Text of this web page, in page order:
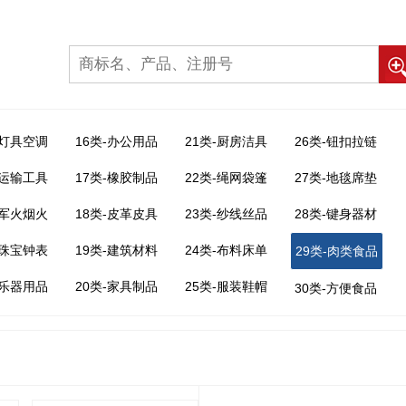
具空调
输工具
火烟火
宝钟表
器用品
16类-办公用品
17类-橡胶制品
18类-皮革皮具
19类-建筑材料
20类-家具制品
21类-厨房洁具
22类-绳网袋篷
23类-纱线丝品
24类-布料床单
25类-服装鞋帽
26类-钮扣拉链
27类-地毯席垫
28类-键身器材
29类-肉类食品
30类-方便食品